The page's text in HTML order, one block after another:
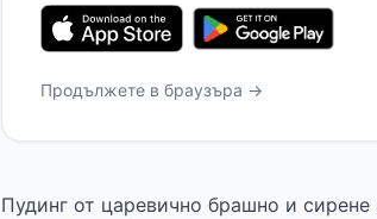
Продължете в браузъра →
Пудинг от царевично брашно и